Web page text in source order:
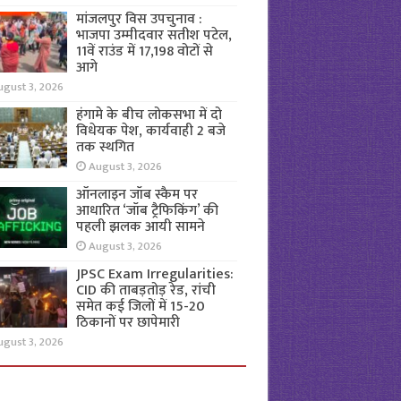
मांजलपुर विस उपचुनाव :
भाजपा उम्मीदवार सतीश पटेल,
11वें राउंड में 17,198 वोटों से
आगे
3, 2026
हंगामे के बीच लोकसभा में दो
विधेयक पेश, कार्यवाही 2 बजे
तक स्थगित
August 3, 2026
ऑनलाइन जॉब स्कैम पर
आधारित ‘जॉब ट्रैफिकिंग’ की
पहली झलक आयी सामने
August 3, 2026
JPSC Exam Irregularities:
CID की ताबड़तोड़ रेड, रांची
समेत कई जिलों में 15-20
ठिकानों पर छापेमारी
3, 2026